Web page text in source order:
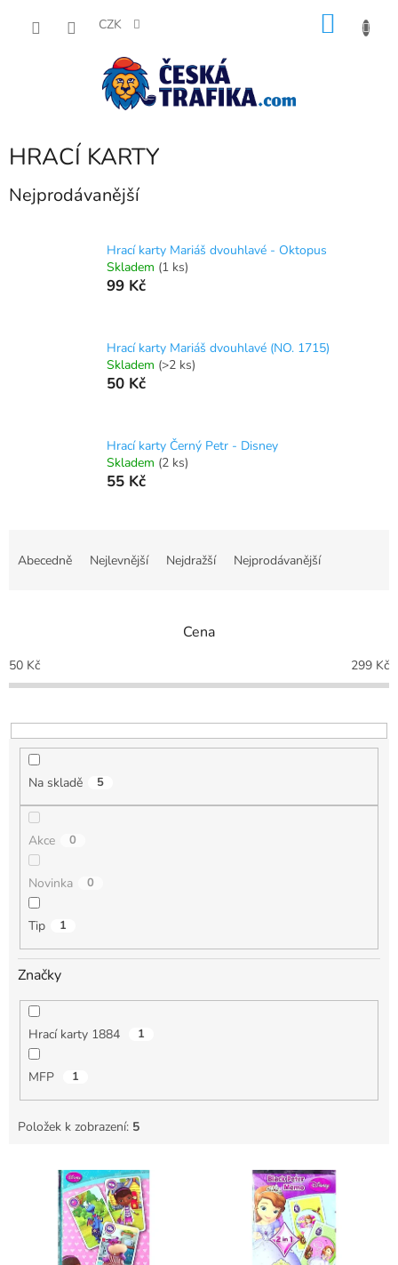
CZK
HRACÍ KARTY
Nejprodávanější
Hrací karty Mariáš dvouhlavé - Oktopus
Skladem (1 ks)
99 Kč
Hrací karty Mariáš dvouhlavé (NO. 1715)
Skladem (>2 ks)
50 Kč
Hrací karty Černý Petr - Disney
Skladem (2 ks)
55 Kč
p
r
o
u
Abecedně Nejlevnější Nejdražší Nejprodávanější
Cena
50 Kč 299 Kč
Na skladě 5
Akce 0
Novinka 0
Tip 1
Značky
Hrací karty 1884 1
MFP 1
Položek k zobrazení: 5